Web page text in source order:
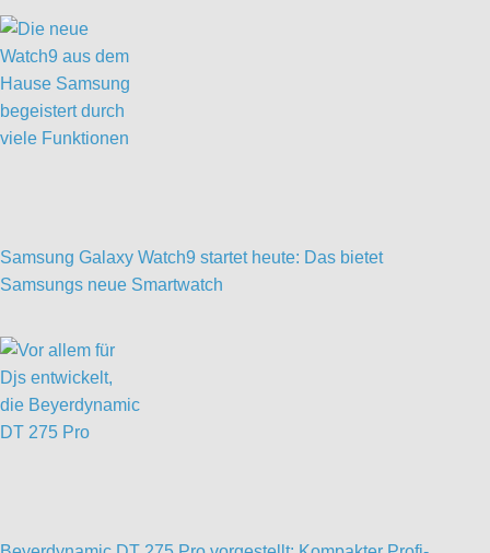
Samsung Galaxy Watch9 startet heute: Das bietet
Samsungs neue Smartwatch